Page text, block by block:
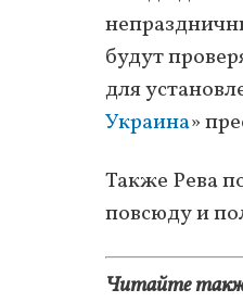
будут
для
Украина»
Также Рева
повсюду и
Читайте